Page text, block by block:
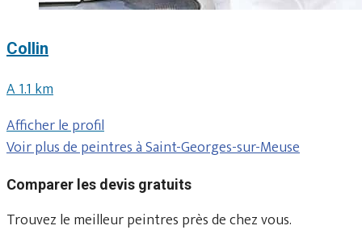
Collin
A 1.1 km
Afficher le profil
Voir plus de peintres à Saint-Georges-sur-Meuse
Comparer les devis gratuits
Trouvez le meilleur peintres près de chez vous.